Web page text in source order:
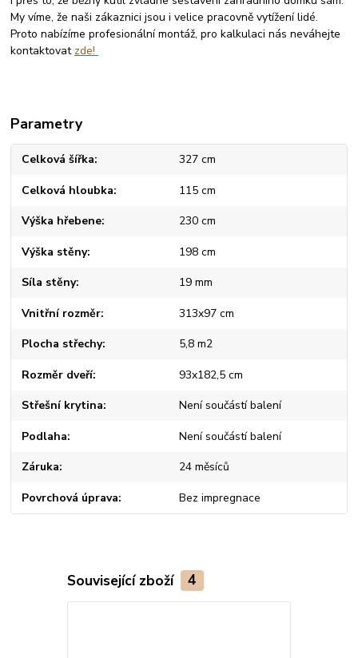
My víme, že naši zákaznici jsou i velice pracovně vytížení lidé.
Proto nabízíme profesionální montáž, pro kalkulaci nás neváhejte
kontaktovat zde!
Parametry
Celková šířka 327 cm
Celková hloubka 115 cm
Výška hřebene 230 cm
Výška stěny 198 cm
Síla stěny 19 mm
Vnitřní rozměr 313x97 cm
Plocha střechy 5,8 m2
Rozměr dveří 93x182,5 cm
Střešní krytina Není součástí balení
Podlaha Není součástí balení
Záruka 24 měsíců
Povrchová úprava Bez impregnace
Související zboží 4